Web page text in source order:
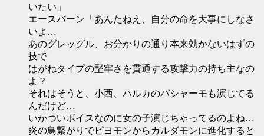
いたい」
エースバーン「あんたねえ、自分の命を大事にしなさ
いよ…
あのグレッグル、お分かりの通り本来効かないはずの
技で
はがねタイプの堅牢さを貫通する攻撃力の持ち主なの
よ？
それはそうと、小西、ハルカのバシャーモも演じてる
んだけど…
いかついボイスなのに女の子演じちゃってるのよね…
炎の鳥繋がりでピヨモンからガルダモンに進化すると